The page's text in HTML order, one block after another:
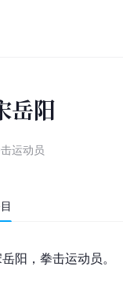
岳阳
运动员
阳，拳击运动员。